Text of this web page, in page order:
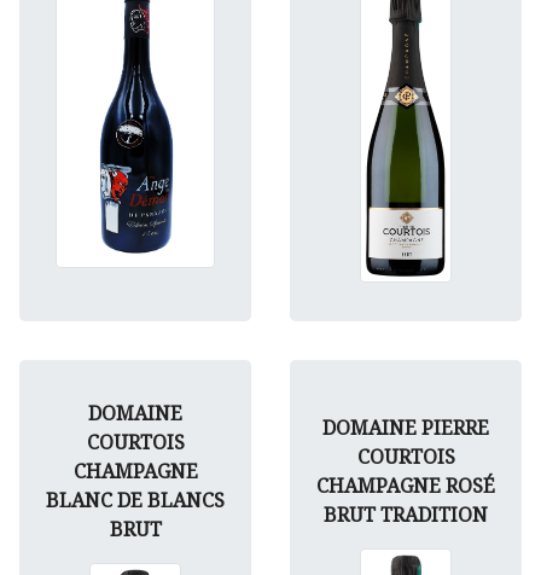
DOMAINE
COURTOIS
CHAMPAGNE
BLANC DE BLANCS
BRUT
DOMAINE PIERRE
COURTOIS
CHAMPAGNE ROSÉ
BRUT TRADITION